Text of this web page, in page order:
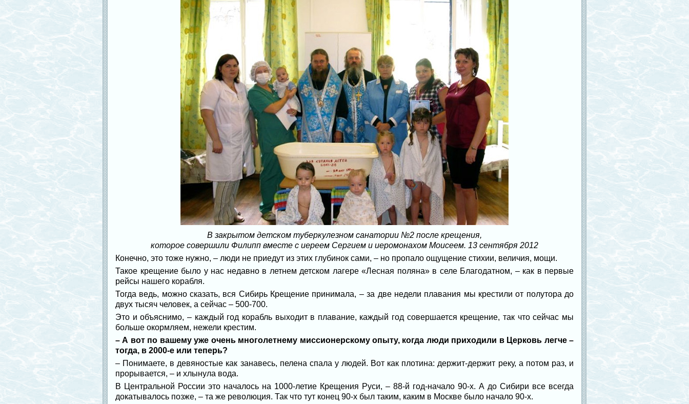
В закрытом детском туберкулезном санатории №2 после крещения,
которое совершили Филипп вместе с иереем Сергием и иеромонахом Моисеем. 13 сентября 2012
Конечно, это тоже нужно, – люди не приедут из этих глубинок сами, – но пропало ощущение стихии, величия, мощи.
Такое крещение было у нас недавно в летнем детском лагере «Лесная поляна» в селе Благодатном, – как в первые
рейсы нашего корабля.
Тогда ведь, можно сказать, вся Сибирь Крещение принимала, – за две недели плавания мы крестили от полутора до
двух тысяч человек, а сейчас – 500-700.
Это и объяснимо, – каждый год корабль выходит в плавание, каждый год совершается крещение, так что сейчас мы
больше окормляем, нежели крестим.
– А вот по вашему уже очень многолетнему миссионерскому опыту, когда люди приходили в Церковь легче –
тогда, в 2000-е или теперь?
– Понимаете, в девяностые как занавесь, пелена спала у людей. Вот как плотина: держит-держит реку, а потом раз, и
прорывается, – и хлынула вода.
В Центральной России это началось на 1000-летие Крещения Руси, – 88-й год-начало 90-х. А до Сибири все всегда
докатывалось позже, – та же революция. Так что тут конец 90-х был таким, каким в Москве было начало 90-х.